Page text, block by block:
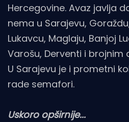
Hercegovine. Avaz javlja
nema u Sarajevu,
Lukavcu, Maglaju, Banjoj
Varošu, Derventi i
U Sarajevu je i prometni
rade semafori.
Uskoro opširnije...